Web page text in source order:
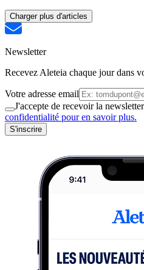
Charger plus d'articles
Newsletter
Recevez Aleteia chaque jour dans
Votre adresse email
J'accepte de recevoir la
confidentialité pour en savoir plus.
S'inscrire